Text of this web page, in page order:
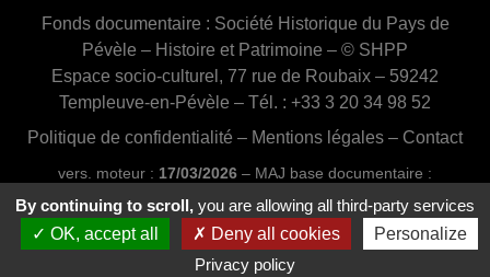
Fonds documentaire : Société Historique du Pays de
Pévèle – Histoire et Patrimoine – © SHPP
Espace socio-culturel, 77 rue de Roubaix – 59242
Templeuve-en-Pévèle – Tél. : +33 3 20 34 98 52
Politique de confidentialité – Mentions légales – Contact
vers. moteur : 17/03/2026 – MAJ base documentaire :
03/07/2026 16:46:24
Conception et réalisation :Web20MIP.fr
By continuing to scroll, you are allowing all third-party services
OK, accept all
Deny all cookies
Personalize
Privacy policy